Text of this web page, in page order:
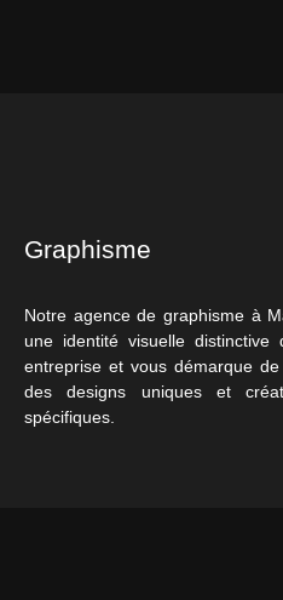
Graphisme
Notre agence de graphisme à
une identité visuelle distinctive
entreprise et vous démarque
des designs uniques et
spécifiques.